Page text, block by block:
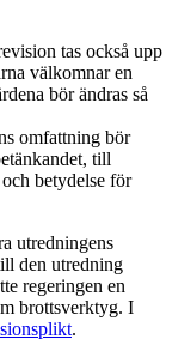
tas också upp
välkomnar en
bör ändras så
omfattning bör
till
betydelse för
utredningens
den utredning
regeringen en
brottsverktyg. I
.